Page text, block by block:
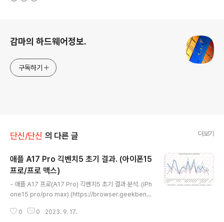
감마의 하드웨어정보.
구독하기
단신/단신 의 다른 글 더보기
애플 A17 Pro 긱벤치5 초기 결과. (아이폰15
프로/프로 맥스)
- 애플 A17 프로(A17 Pro) 긱벤치5 초기 결과 분석. (iPh
one15 pro/pro max) (https://browser.geekbenc
18 A16 대비 싱글 13%, 멀티 11% 증가. - IPC A16 대비
0 0 2023. 9. 17.